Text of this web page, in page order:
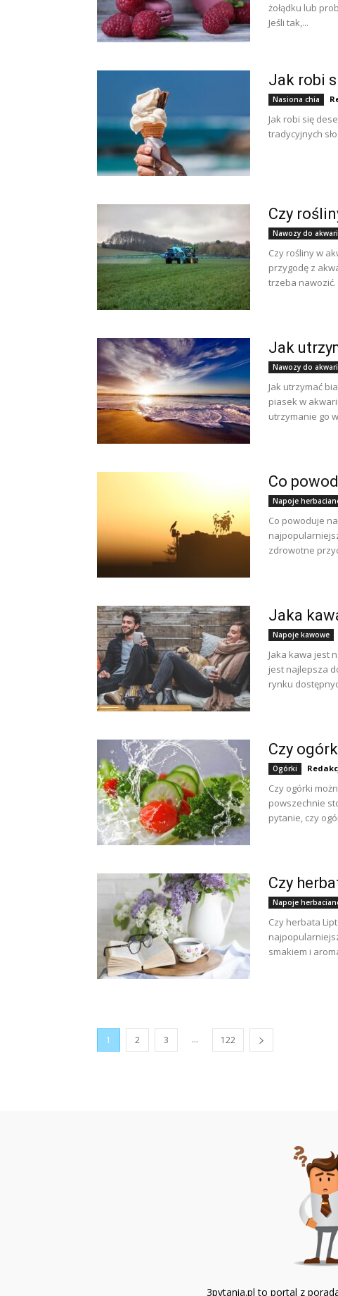
żołądku lub
Jeśli tak,...
Jak robi
Nasiona chia
Jak robi się
tradycyjnych
Czy
Nawozy do
Czy rośliny w
przygodę z
trzeba nawozić.
Jak
Nawozy do
Jak utrzymać
piasek w
utrzymanie go
Co
Napoje
Co powoduje
zdrowotne
Jaka
Napoje kawowe
Jaka kawa jest
jest najlepsza
rynku
Czy
Ogórki
Czy ogórki
powszechnie
pytanie, czy
Czy
Napoje
Czy herbata
smakiem i
1 2 3 ... 122
3pytania.pl to portal z